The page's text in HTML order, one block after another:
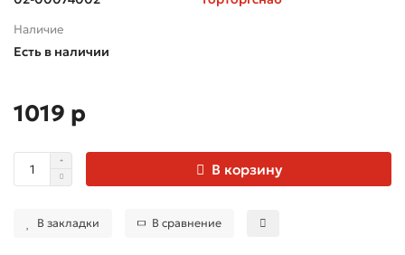
Наличие
Есть в наличии
1019 р
В корзину
В закладки В сравнение